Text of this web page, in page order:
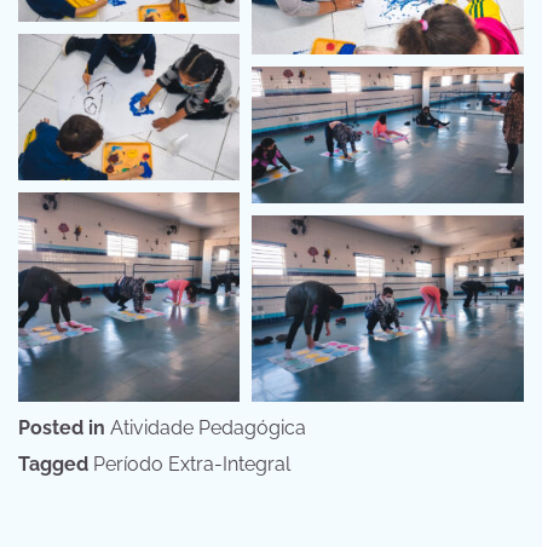
Posted in Atividade Pedagógica
Tagged Período Extra-Integral